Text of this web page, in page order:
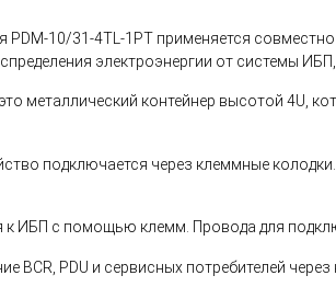
PDM-10/31-4TL-1PT применяется
электроэнергии от системы
металлический контейнер высотой 4U,
подключается через клеммные
ИБП с помощью клемм. Провода для
BCR, PDU и сервисных потребителей через